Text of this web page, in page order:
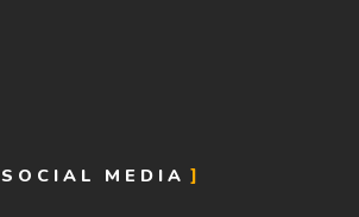
SOCIAL MEDIA